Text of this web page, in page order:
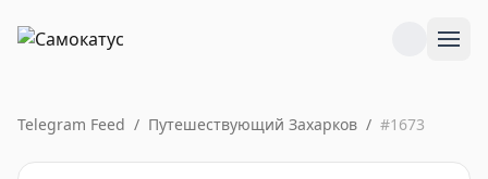
Telegram Feed / Путешествующий Захарков / #1673